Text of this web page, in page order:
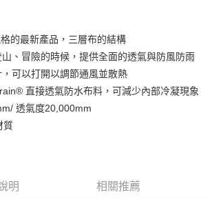
彰化商業銀行
台北富邦商業銀行
兆豐國際商業銀行
台中商業銀行
行
彰化商業銀行
台北富邦商業銀行
兆豐國際商業銀行
台中商業銀行
行
中國信託商業銀行
的最新產品，三層布的結構
、冒險的時候，提供全面的透氣與防風防雨
可以打開以調節通風並散熱
直接透氣防水布料，可減少內部冷凝現象
透氣度20,000mm
質
明 相關推薦